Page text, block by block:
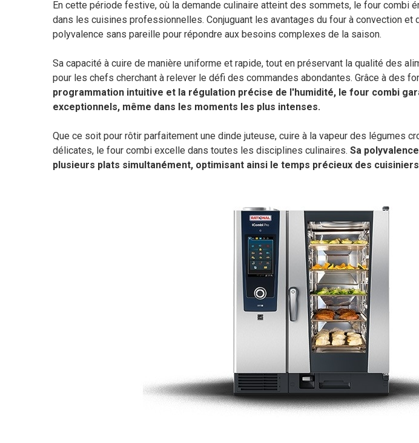
En cette période festive, où la demande culinaire atteint des sommets, le four combi
dans les cuisines professionnelles. Conjuguant les avantages du four à convection et
polyvalence sans pareille pour répondre aux besoins complexes de la saison.
Sa capacité à cuire de manière uniforme et rapide, tout en préservant la qualité des
pour les chefs cherchant à relever le défi des commandes abondantes. Grâce à des
programmation intuitive et la régulation précise de l'humidité, le four combi
exceptionnels, même dans les moments les plus intenses.
Que ce soit pour rôtir parfaitement une dinde juteuse, cuire à la vapeur des légumes
délicates, le four combi excelle dans toutes les disciplines culinaires. Sa
plusieurs plats simultanément, optimisant ainsi le temps précieux des